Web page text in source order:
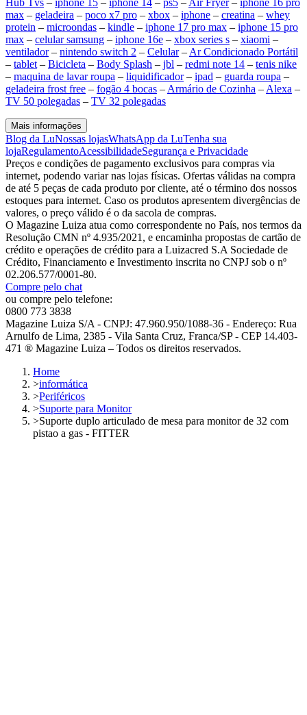
max – geladeira – poco x7 pro – xbox – iphone – creatina – whey
protein – microondas – kindle – iphone 17 pro max – iphone 15 pro
max – celular samsung – iphone 16e – xbox series s – xiaomi –
ventilador– nintendo switch 2 – Celular– Ar Condicionado Portátil
– tablet – Bicicleta – Body Splash – jbl – redmi note 14 – tenis nike
– maquina de lavar roupa – liquidificador– ipad – guarda roupa –
geladeira frost free – fogão 4 bocas – Armário de Cozinha – Alexa –
TV 50 polegadas – TV 32 polegadas
Mais informações
Blog da LuNossas lojasWhatsApp da LuTenha sua
lojaRegulamentoAcessibilidadeSegurança e Privacidade
Preços e condições de pagamento exclusivos para compras via
internet, podendo variar nas lojas físicas. Ofertas válidas na compra
de até 5 peças de cada produto por cliente, até o término dos nossos
estoques para internet. Caso os produtos apresentem divergências de
valores, o preço válido é o da sacola de compras.
O Magazine Luiza atua como correspondente no País, nos termos da
Resolução CMN nº 4.935/2021, e encaminha propostas de cartão de
crédito e operações de crédito para a Luizacred S.A Sociedade de
Crédito, Financiamento e Investimento inscrita no CNPJ sob o nº
02.206.577/0001-80.
Compre pelo chat
ou compre pelo telefone:
0800 773 3838
Magazine Luiza S/A - CNPJ: 47.960.950/1088-36 - Endereço: Rua
Arnulfo de Lima, 2385 - Vila Santa Cruz, Franca/SP - CEP 14.403-
471 ® Magazine Luiza – Todos os direitos reservados.
Home
>informática
>Periféricos
>Suporte para Monitor
>Suporte duplo articulado de mesa para monitor de 32 com
pistao a gas - FITTER